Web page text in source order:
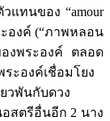
แทนของ “amour
องค์ (“ภาพหลอน
งพระองค์ ตลอด
ะองค์เชื่อมโยง
วพันกับดวง
สตรีอื่นอีก 2 นาง